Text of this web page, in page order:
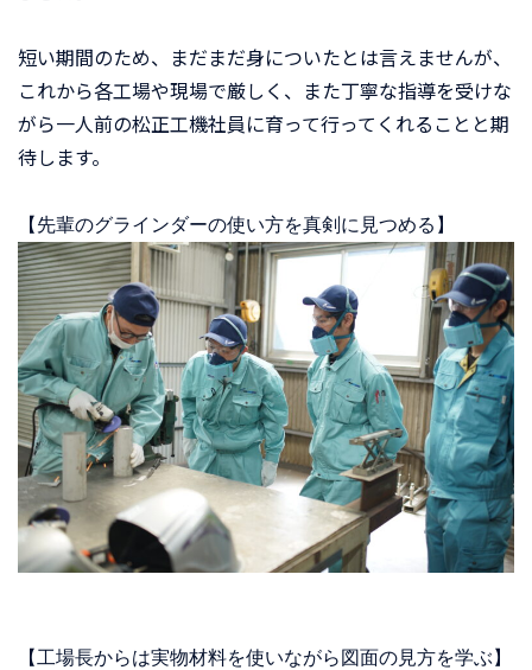
短い期間のため、まだまだ身についたとは言えませんが、
これから各工場や現場で厳しく、また丁寧な指導を受けな
がら一人前の松正工機社員に育って行ってくれることと期
待します。
【先輩のグラインダーの使い方を真剣に見つめる】
【工場長からは実物材料を使いながら図面の見方を学ぶ】